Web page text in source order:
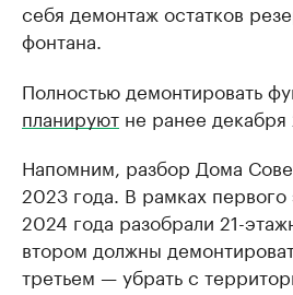
себя демонтаж остатков
фонтана.
Полностью демонтировать
планируют не ранее декабря
Напомним, разбор Дома
2023 года. В рамках
2024 года разобрали 21-
втором должны
третьем — убрать с